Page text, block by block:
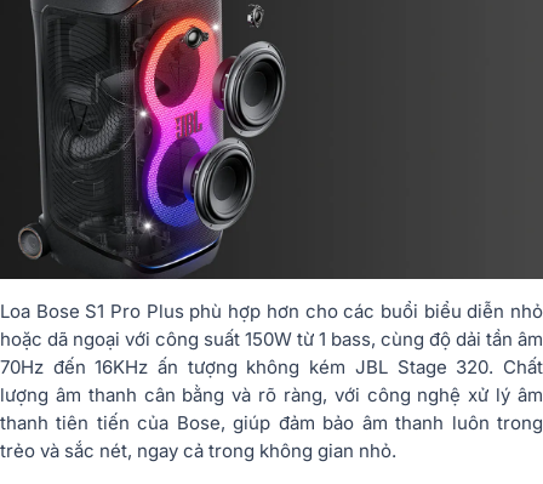
Loa Bose S1 Pro Plus phù hợp hơn cho các buổi biểu diễn nhỏ
hoặc dã ngoại với công suất 150W từ 1 bass, cùng độ dải tần âm
70Hz đến 16KHz ấn tượng không kém JBL Stage 320. Chất
lượng âm thanh cân bằng và rõ ràng, với công nghệ xử lý âm
thanh tiên tiến của Bose, giúp đảm bảo âm thanh luôn trong
trẻo và sắc nét, ngay cả trong không gian nhỏ.